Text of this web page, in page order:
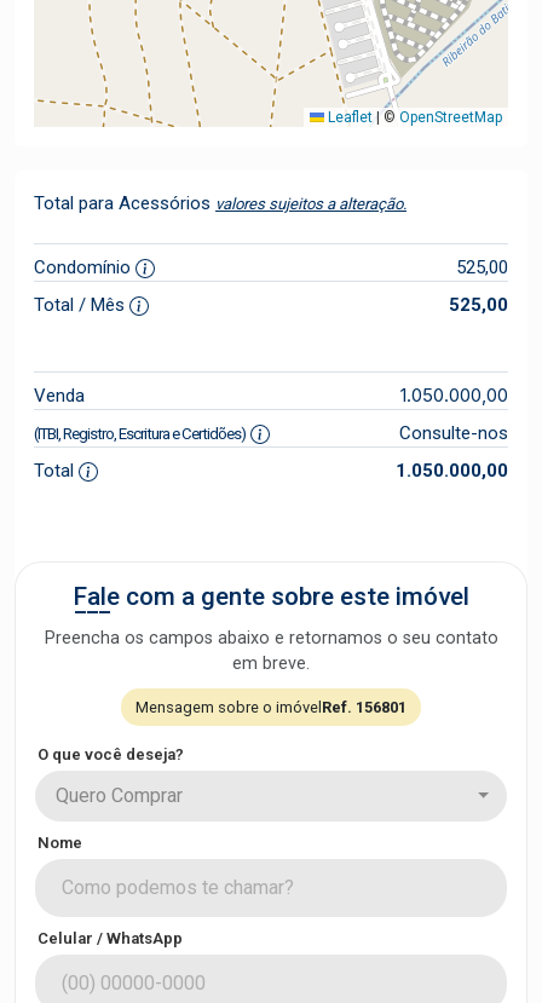
Leaflet © OpenStreetMap
Total para Acessórios valores sujeitos a alteração.
Condomínio
525,00
Total / Mês
525,00
Venda 1.050.000,00
(ITBI, Registro, Escritura e Certidões)
Consulte-nos
Total
1.050.000,00
Fale com a gente sobre este imóvel
Preencha os campos abaixo e retornamos o seu contato
em breve.
Mensagem sobre o imóvel Ref. 156801
O que você deseja?
Quero Comprar
Nome
Celular / WhatsApp